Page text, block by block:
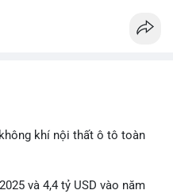
khí nội thất ô tô toàn
và 4,4 tỷ USD vào năm